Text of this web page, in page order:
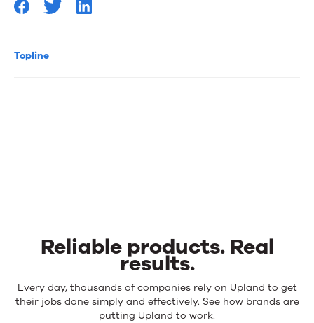
Topline
Reliable products. Real
results.
Reliable
products.
Every day, thousands of companies rely on Upland to get
their jobs done simply and effectively. See how brands are
putting Upland to work.